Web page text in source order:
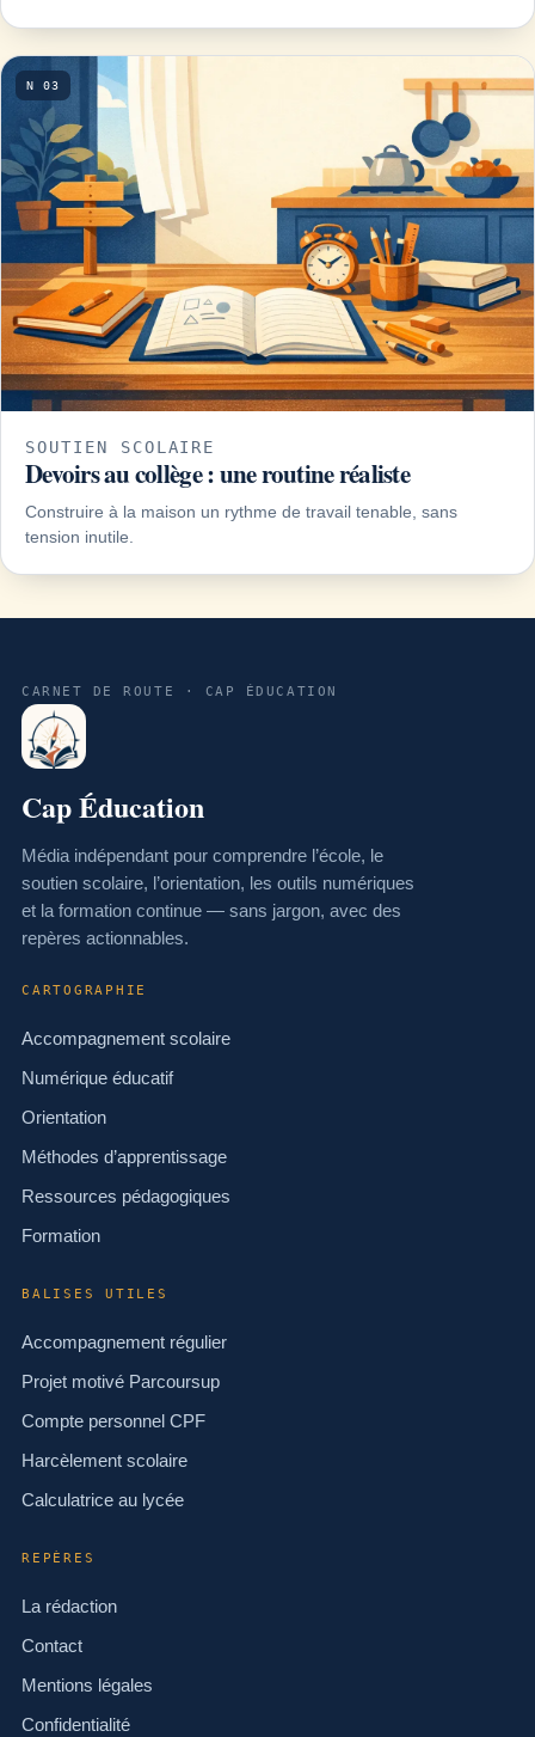
N 03
SOUTIEN SCOLAIRE
Devoirs au collège : une routine réaliste
Construire à la maison un rythme de travail tenable, sans
tension inutile.
CARNET DE ROUTE · CAP ÉDUCATION
Cap Éducation
Média indépendant pour comprendre l’école, le
soutien scolaire, l’orientation, les outils numériques
et la formation continue — sans jargon, avec des
repères actionnables.
CARTOGRAPHIE
Accompagnement scolaire
Numérique éducatif
Orientation
Méthodes d’apprentissage
Ressources pédagogiques
Formation
BALISES UTILES
Accompagnement régulier
Projet motivé Parcoursup
Compte personnel CPF
Harcèlement scolaire
Calculatrice au lycée
REPÈRES
La rédaction
Contact
Mentions légales
Confidentialité